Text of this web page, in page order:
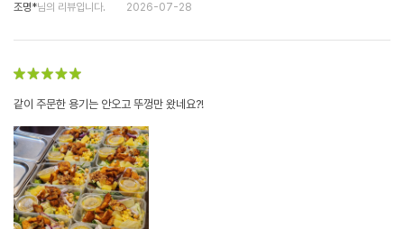
조명*님의 리뷰입니다. 2026-07-28
같이 주문한 용기는 안오고 뚜껑만 왔네요?!